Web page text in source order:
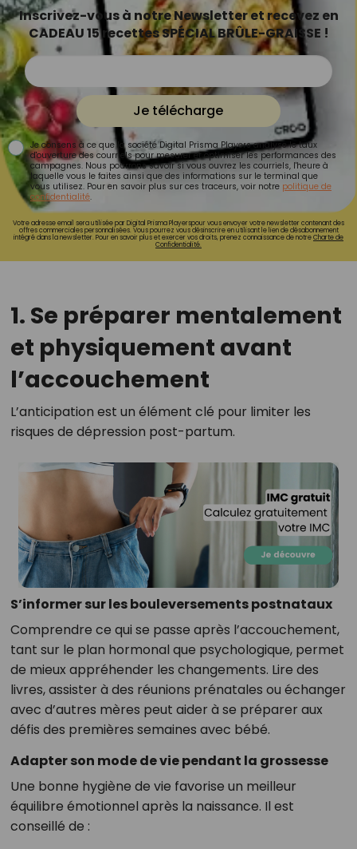
Inscrivez-vous à notre Newsletter et recevez en
CADEAU 15 recettes SPÉCIAL BRÛLE-GRAISSE !
Je télécharge
Je consens à ce que la société Digital Prisma Players analyse le taux
d'ouverture des courriels pour mesurer et optimiser les performances des
campagnes. Nous pourrons savoir si vous ouvrez les courriels, l'heure à
laquelle vous le faites ainsi que des informations sur le terminal que
vous utilisez. Pour en savoir plus sur ces traceurs, voir notre politique de
confidentialité.
Votre adresse email sera utilisée par Digital Prisma Playerspour vous envoyer votre newsletter contenant des
offres commerciales personnalisées. Vous pourrez vous désinscrire en utilisant le lien de désabonnement
intégré dans la newsletter. Pour en savoir plus et exercer vos droits, prenez connaissance de notreCharte de
Confidentialité.
1. Se préparer mentalement
et physiquement avant
l’accouchement
L’anticipation est un élément clé pour limiter les
risques de dépression post-partum.
S’informer sur les bouleversements postnataux
Comprendre ce qui se passe après l’accouchement,
tant sur le plan hormonal que psychologique, permet
de mieux appréhender les changements. Lire des
livres, assister à des réunions prénatales ou échanger
avec d’autres mères peut aider à se préparer aux
défis des premières semaines avec bébé.
Adapter son mode de vie pendant la grossesse
Une bonne hygiène de vie favorise un meilleur
équilibre émotionnel après la naissance. Il est
conseillé de :